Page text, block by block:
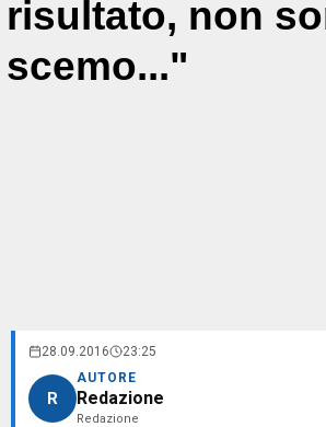
risultato, non
scemo..."
28.09.2016 23:25
R
AUTORE
Redazione
Redazione